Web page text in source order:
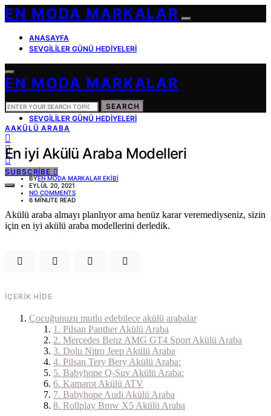
EN MODA MARKALAR
ANASAYFA
SEVGILILER GÜNÜ HEDIYELERI
EN MODA MARKALAR
ANASAYFA
SEVGILILER GÜNÜ HEDIYELERI
SUBSCRIBE
SEARCH
FOR:
SEARCH
AAKÜLÜ ARABA
En iyi Akülü Araba Modelleri
BYEN MODA MARKALAR EKIBI
EYLÜL 20, 2021
NO COMMENTS
6 MINUTE READ
Akülü araba almayı planlıyor ama henüz karar veremediyseniz, sizin
için en iyi akülü araba modellerini derledik.
İÇERIK HIDE
Çocuğunuzu mutlu edebilece akülü arabalar
1. Pilsan Panther Akülü Araba
2. Mercedes Benz AMG GT4 Sport Akülü Araba
3. Dolu Nitro Jeep Akülü Araba
4. Pilsan Tery Bery Akülü Araba:
5. Babyhope Q-Suv Akülü Araba:
6. Kamarot Akülü ATV
7. Babyhope Audi Akülü Araba
8. Rollplay Bmw X5 Akülü Araba